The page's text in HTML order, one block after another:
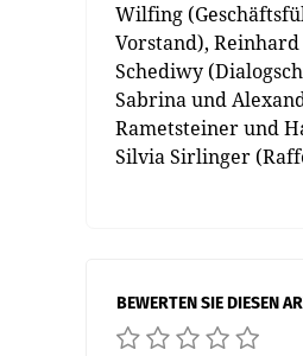
Wilfing
Vorstand),
Schediwy
Sabrina und
Rametsteiner und
Silvia Sirlinger
BEWERTEN SIE DIESEN